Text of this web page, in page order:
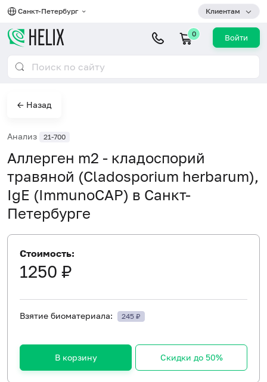
Санкт-Петербург Клиентам
0 Войти
← Назад
Анализ 21-700
Аллерген m2 - кладоспорий
травяной (Cladosporium herbarum),
IgE (ImmunoCAP) в Санкт-
Петербурге
Стоимость:
1250 ₽
Взятие биоматериала: 245 ₽
В корзину Скидки до 50%